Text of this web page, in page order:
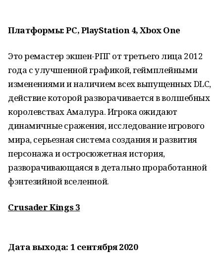
Платформы: PC, PlayStation 4, Xbox One
Это ремастер экшен-РПГ от третьего лица 2012
года с улучшенной графикой, геймплейными
изменениями и наличием всех выпущенных DLC,
действие которой разворачивается в волшебных
королевствах Амалура. Игрока ожидают
динамичные сражения, исследование игрового
мира, серьезная система создания и развития
персонажа и остросюжетная история,
разворачивающаяся в детально проработанной
фэнтезийной вселенной.
Crusader Kings 3
Дата выхода: 1 сентября 2020